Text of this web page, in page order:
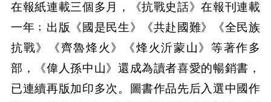
在報紙連載三個多月，《抗戰史話》在報刊連載
一年﹔出版《國是民生》《共赴國難》《全民族
抗戰》《齊魯烽火》《烽火沂蒙山》等著作多
部，《偉人孫中山》還成為讀者喜愛的暢銷書，
已連續再版加印多次。圖書作品先后入選中國作